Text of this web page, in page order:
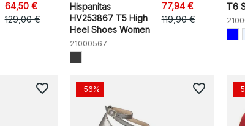
64,50 €
129,00 €
Hispanitas
HV253867 T5 High
Heel Shoes Women
21000567
77,94 €
119,90 €
T6
favorite_border -56% favorite_border -